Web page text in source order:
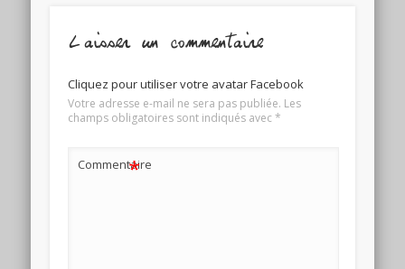
Laisser un commentaire
Cliquez pour utiliser votre avatar Facebook
Votre adresse e-mail ne sera pas publiée. Les
champs obligatoires sont indiqués avec*
Commentaire
*